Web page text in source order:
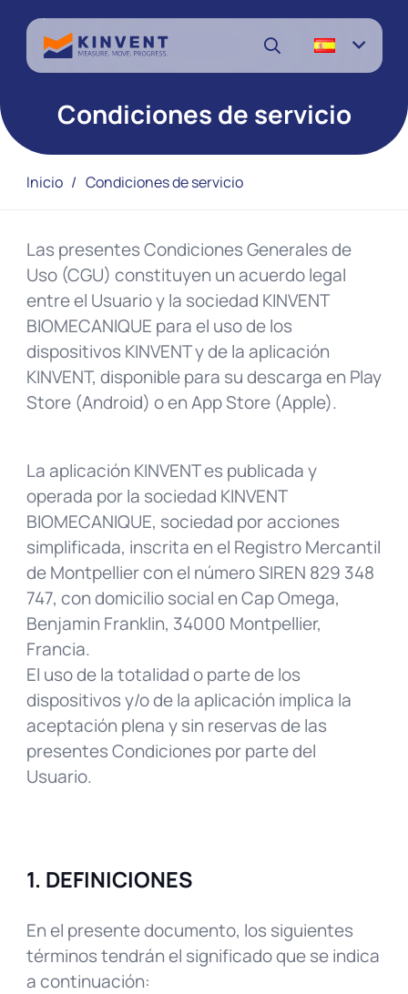
Condiciones de servicio
Inicio / Condiciones de servicio
Las presentes Condiciones Generales de
Uso (CGU) constituyen un acuerdo legal
entre el Usuario y la sociedad KINVENT
BIOMECANIQUE para el uso de los
dispositivos KINVENT y de la aplicación
KINVENT, disponible para su descarga en Play
Store (Android) o en App Store (Apple).
La aplicación KINVENT es publicada y
operada por la sociedad KINVENT
BIOMECANIQUE, sociedad por acciones
simplificada, inscrita en el Registro Mercantil
de Montpellier con el número SIREN 829 348
747, con domicilio social en Cap Omega,
Benjamin Franklin, 34000 Montpellier,
Francia.
El uso de la totalidad o parte de los
dispositivos y/o de la aplicación implica la
aceptación plena y sin reservas de las
presentes Condiciones por parte del
Usuario.
1. DEFINICIONES
En el presente documento, los siguientes
términos tendrán el significado que se indica
a continuación: